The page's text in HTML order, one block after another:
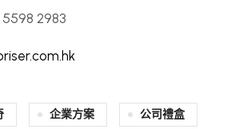
2983
企業方案 公司禮盒